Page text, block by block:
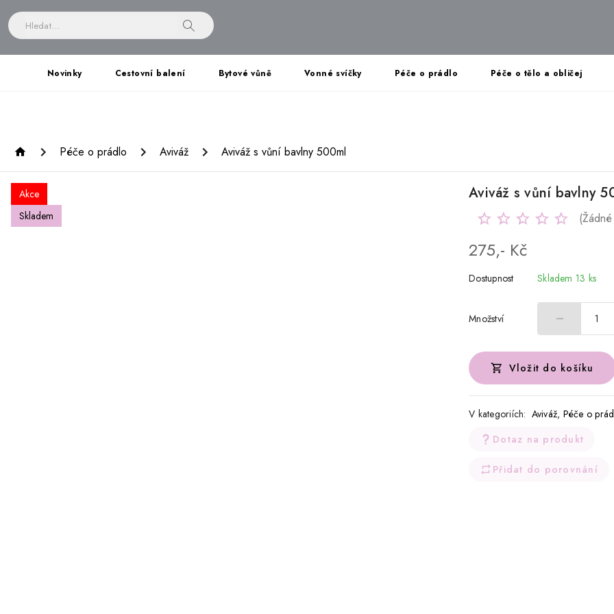
Novinky Cestovní balení Bytové vůně Vonné svíčky Péče o prádlo Péče o tělo a obličej
Péče o prádlo Aviváž Aviváž s vůní bavlny 500ml
Akce
Skladem
Aviváž s vůní bavlny
275,- Kč
Dostupnost Skladem 13 ks
Množství 1
Vložit do košíku
V kategoriích: Aviváž, Péče o
Dotaz na produkt
Přidat do porovnání